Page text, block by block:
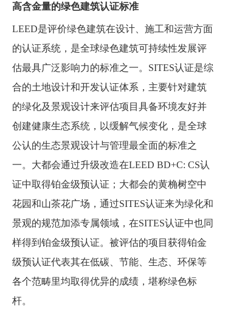
高含金量的绿色建筑认证标准
LEED是评价绿色建筑在设计、施工和运营方面
的认证系统，是全球绿色建筑可持续性发展评
估最具广泛影响力的标准之一。SITES认证是综
合的土地设计和开发认证体系，主要针对建筑
的绿化及景观设计来评估项目具备环境友好并
创建健康生态系统，以缓解气候变化，是全球
公认的生态景观设计与管理最全面的标准之
一。大都会通过升级改造在LEED BD+C: CS认
证中取得铂金级预认证；大都会的黄桷树空中
花园和山茶花广场，通过SITES认证来为绿化和
景观的规范加添专属领域，在SITES认证中也同
样得到铂金级预认证。被评估的项目获得铂金
级预认证代表其在低碳、节能、生态、环保等
各个范畴里均取得优异的成绩，堪称绿色标
杆。